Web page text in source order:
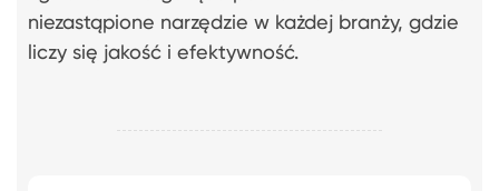
niezastąpione narzędzie w każdej branży, gdzie
liczy się jakość i efektywność.